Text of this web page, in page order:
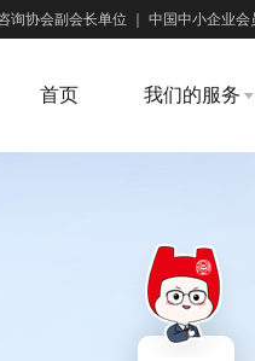
询协会副会长单位 中国中小企业会
首页 我们的服务